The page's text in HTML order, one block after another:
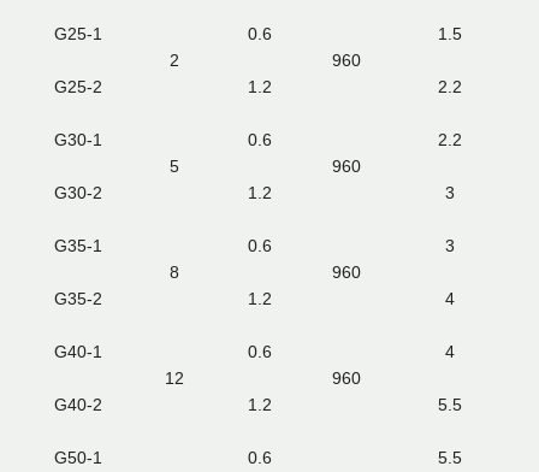
G25-1
2
0.6
960
1.5
G25-2 1.2 2.2
G30-1
5
0.6
960
2.2
G30-2 1.2 3
G35-1
8
0.6
960
3
G35-2 1.2 4
G40-1
12
0.6
960
4
G40-2 1.2 5.5
G50-1
0.6
5.5